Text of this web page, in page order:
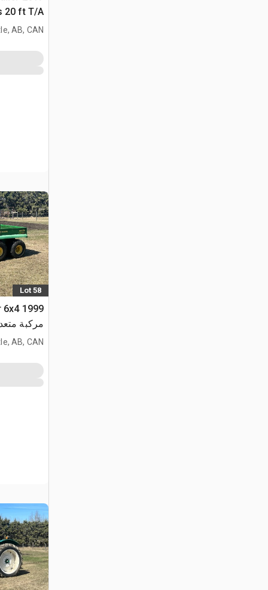
20 ft T/A
مقطورة
AB, CAN
Lot 58
6x4
مركبة
AB, CAN